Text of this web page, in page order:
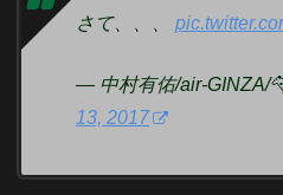
さて、、、
— 中村有佑/air-GINZA/
13, 2017